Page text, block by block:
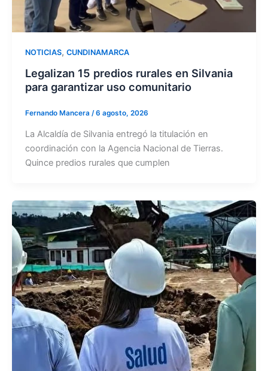
NOTICIAS, CUNDINAMARCA
Legalizan 15 predios rurales en Silvania
para garantizar uso comunitario
Fernando Mancera /6 agosto, 2026
La Alcaldía de Silvania entregó la titulación en
coordinación con la Agencia Nacional de Tierras.
Quince predios rurales que cumplen